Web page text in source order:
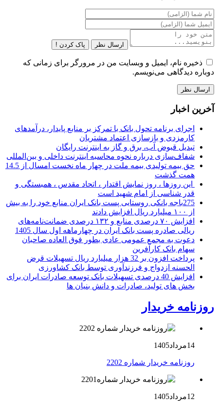
ارسال نظر پاک کردن !
ذخیره نام، ایمیل و وبسایت من در مرورگر برای زمانی که
دوباره دیدگاهی می‌نویسم.
آخرین اخبار
اجرای برنامه تحول بانک با تمرکز بر منابع پایدار، درآمدهای
کارمزدی و بازسازی اعتماد مشتریان
تبدیل قبوض آب، برق و گاز به اینترنت رایگان
شفاف‌سازی درباره نحوه محاسبه اینترنت داخلی و بین‌المللی
حق بیمه تولیدی بیمه ملت در چهار ماه نخست امسال از 14.5
همت گذشت
این روزها ، روز نمایش اقتدار ، اتحاد مقدس ، همبستگی و
قدر شناسی از امام شهید است
275باجه بانکی روستایی پست بانک ایران منابع خود را به بیش
از ۱۰۰ میلیارد ریال افزایش دادند
افزایش ۷۰ درصدی منابع و ۱۳۲ درصدی ضمانت‌نامه‌های
ریالی صادره پست بانک ایران در چهارماهه اول سال 1405
دعوت به مجمع عمومی عادی بطور فوق العاده صاحبان
سهام بانک کارآفرین
پرداخت افزون بر 32 هزار میلیارد ریال تسهیلات قرض
الحسنه ازدواج و فرزندآوری توسط بانک کشاورزی
افزایش 40 درصدی تسهیلات بانک توسعه صادرات ایران برای
بخش های تولید، صادرات و دانش بنیان ها
روزنامه خریدار
14مرداد1405
روزنامه خریدار شماره 2202
12مرداد1405